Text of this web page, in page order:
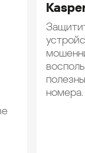
номера.